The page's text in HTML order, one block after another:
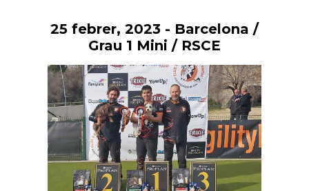
Vés
al
25 febrer, 2023 - Barcelona /
Grau 1 Mini / RSCE